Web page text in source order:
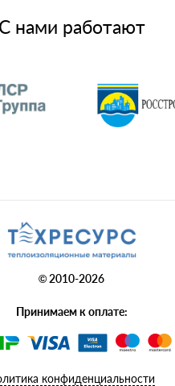
С нами работают
© 2010-2026
Принимаем к оплате:
конфиденциальности